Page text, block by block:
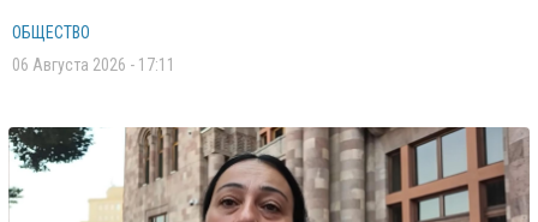
ОБЩЕСТВО
06 Августа 2026 - 17:11